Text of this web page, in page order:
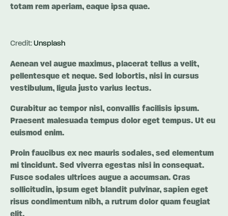
totam rem aperiam, eaque ipsa quae.
Credit: Unsplash
Aenean vel augue maximus, placerat tellus a velit,
pellentesque et neque. Sed lobortis, nisi in cursus
vestibulum, ligula justo varius lectus.
Curabitur ac tempor nisl, convallis facilisis ipsum.
Praesent malesuada tempus dolor eget tempus. Ut eu
euismod enim.
Proin faucibus ex nec mauris sodales, sed elementum
mi tincidunt. Sed viverra egestas nisi in consequat.
Fusce sodales ultrices augue a accumsan. Cras
sollicitudin, ipsum eget blandit pulvinar, sapien eget
risus condimentum nibh, a rutrum dolor quam feugiat